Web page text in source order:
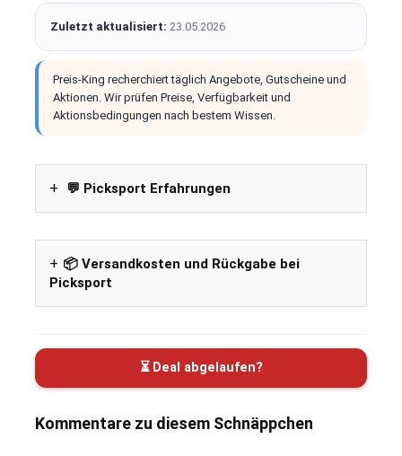
Zuletzt aktualisiert: 23.05.2026
Preis-King recherchiert täglich Angebote, Gutscheine und
Aktionen. Wir prüfen Preise, Verfügbarkeit und
Aktionsbedingungen nach bestem Wissen.
💬 Picksport Erfahrungen
📦 Versandkosten und Rückgabe bei
Picksport
⏳ Deal abgelaufen?
Kommentare zu diesem Schnäppchen